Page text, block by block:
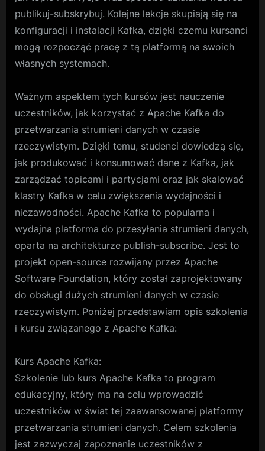
publikuj-subskrybuj. Kolejne lekcje skupiają się na
konfiguracji i instalacji Kafka, dzięki czemu kursanci
mogą rozpocząć pracę z tą platformą na swoich
własnych systemach.
Ważnym aspektem tych kursów jest nauczenie
uczestników, jak korzystać z Apache Kafka do
przetwarzania strumieni danych w czasie
rzeczywistym. Dzięki temu, studenci dowiedzą się,
jak produkować i konsumować dane z Kafka, jak
zarządzać topicami i partycjami oraz jak skalować
klastry Kafka w celu zwiększenia wydajności i
niezawodności. Apache Kafka to popularna i
wydajna platforma do przesyłania strumieni danych,
oparta na architekturze publish-subscribe. Jest to
projekt open-source rozwijany przez Apache
Software Foundation, który został zaprojektowany
do obsługi dużych strumieni danych w czasie
rzeczywistym. Poniżej przedstawiam opis szkolenia
i kursu związanego z Apache Kafka:
Kurs Apache Kafka:
Szkolenie lub kurs Apache Kafka to program
edukacyjny, który ma na celu wprowadzić
uczestników w świat tej zaawansowanej platformy
przetwarzania strumieni danych. Celem szkolenia
jest zazwyczaj zapoznanie uczestników z